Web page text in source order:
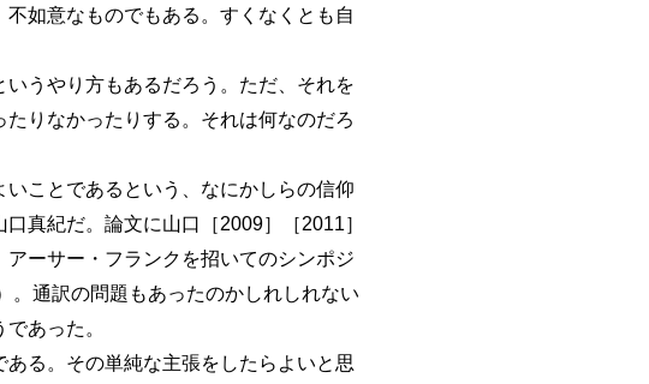
如意なものでもある。すくなくとも自
うやり方もあるだろう。ただ、それを
りなかったりする。それは何なのだろ
ことであるという、なにかしらの信仰
真紀だ。論文に山口［2009］［2011］
ーサー・フランクを招いてのシンポジ
通訳の問題もあったのかしれしれない
あった。
る。その単純な主張をしたらよいと思